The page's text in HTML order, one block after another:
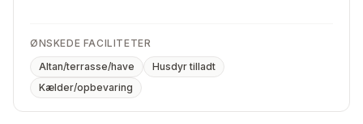
ØNSKEDE FACILITETER
Altan/terrasse/have
Husdyr tilladt
Kælder/opbevaring